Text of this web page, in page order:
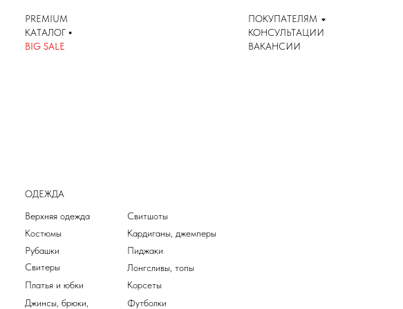
BIG SALE
PREMIUM
ПОКУПАТЕЛЯМ
КОНСУЛЬТАЦИИ
КАТАЛОГ •
КАТАЛОГ
ВАКАНСИИ
ОДЕЖДА
Верхняя одежда
Платья и юбки
Костюмы
Рубашки
Лонгсливы, топы
Корсеты
Свитшоты
Свитеры
Джинсы, брюки,
Пиджаки
Футболки
Кардиганы, джемперы